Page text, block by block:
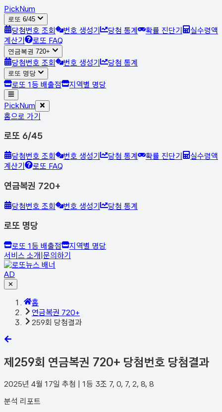
PickNum
로또 6/45
당첨번호 조회 번호 생성기 당첨 통계 확률 진단기
실수령액
계산기
로또 FAQ
연금복권 720+
당첨번호 조회 번호 생성기 당첨 통계
로또 명당
로또 1등 배출점 지역별 명당
PickNum
홈으로 가기
로또 6/45
당첨번호 조회 번호 생성기 당첨 통계 확률 진단기
실수령액
계산기
로또 FAQ
연금복권 720+
당첨번호 조회 번호 생성기 당첨 통계
로또 명당
로또 1등 배출점
지역별 명당
서비스 소개|문의하기
AD
✕
홈
연금복권 720+
259회 당첨결과
제259회 연금복권 720+ 당첨번호 당첨결과
2025년 4월 17일 추첨 | 1등 3조 7, 0, 7, 2, 8, 8
분석 리포트